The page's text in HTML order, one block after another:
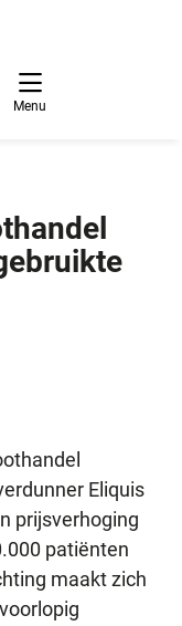
Menu
Eliquis
prijsverhoging
patiënten
maakt zich